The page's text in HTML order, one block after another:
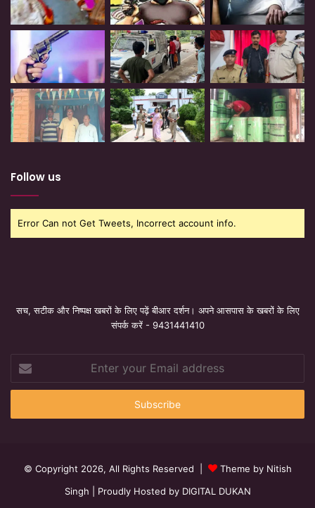
Follow us
Error Can not Get Tweets, Incorrect account info.
सच, सटीक और निष्पक्ष खबरों के लिए पढ़ें बीआर दर्शन। अपने आसपास के खबरों के लिए
संपर्क करें - 9431441410
your
Email
© Copyright 2026, All Rights Reserved |
Theme by Nitish
Singh | Proudly Hosted by DIGITAL DUKAN